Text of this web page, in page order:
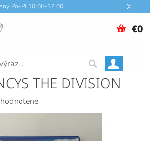
Po–Pi 10:00–17:00.
€0
THE DIVISION